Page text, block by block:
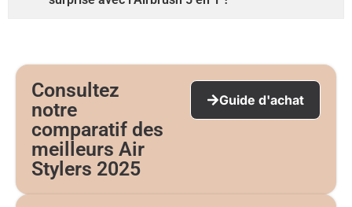
Consultez
notre
comparatif des
meilleurs Air
Stylers 2025
Guide d'achat